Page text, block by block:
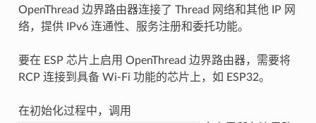
OpenThread 边界路由器连接了 Thread 网络和其他 IP 网
络，提供 IPv6 连通性、服务注册和委托功能。
要在 ESP 芯片上启用 OpenThread 边界路由器，需要将
RCP 连接到具备 Wi-Fi 功能的芯片上，如 ESP32。
在初始化过程中，调用